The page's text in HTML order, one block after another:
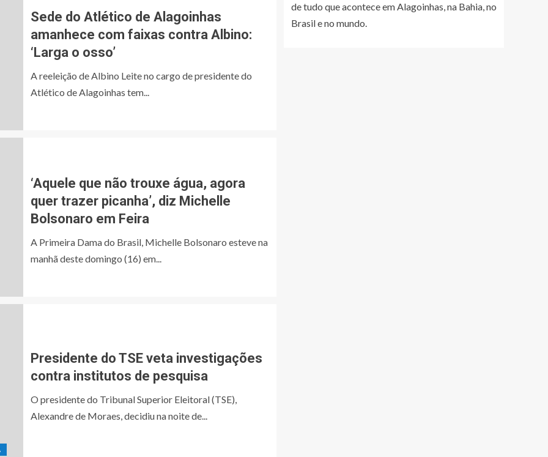
Sede do Atlético de Alagoinhas
amanhece com faixas contra Albino:
‘Larga o osso’
A reeleição de Albino Leite no cargo de presidente do
Atlético de Alagoinhas tem...
‘Aquele que não trouxe água, agora
quer trazer picanha’, diz Michelle
Bolsonaro em Feira
A Primeira Dama do Brasil, Michelle Bolsonaro esteve na
manhã deste domingo (16) em...
Presidente do TSE veta investigações
contra institutos de pesquisa
O presidente do Tribunal Superior Eleitoral (TSE),
Alexandre de Moraes, decidiu na noite de...
de tudo que acontece em Alagoinhas, na Bahia, no
Brasil e no mundo.